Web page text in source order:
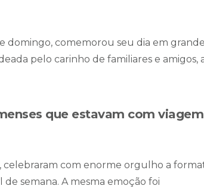
domingo, comemorou seu dia em grande
pelo carinho de familiares e amigos,
que estavam com viagem
celebraram com enorme orgulho a
semana. A mesma emoção foi